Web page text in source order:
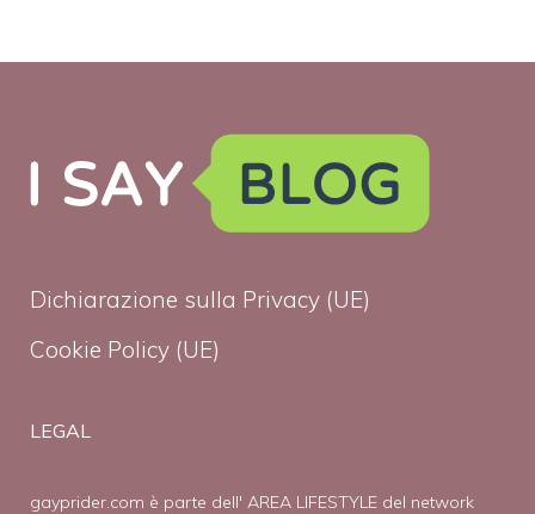
Dichiarazione sulla Privacy (UE)
Cookie Policy (UE)
LEGAL
gayprider.com è parte dell' AREA LIFESTYLE del network